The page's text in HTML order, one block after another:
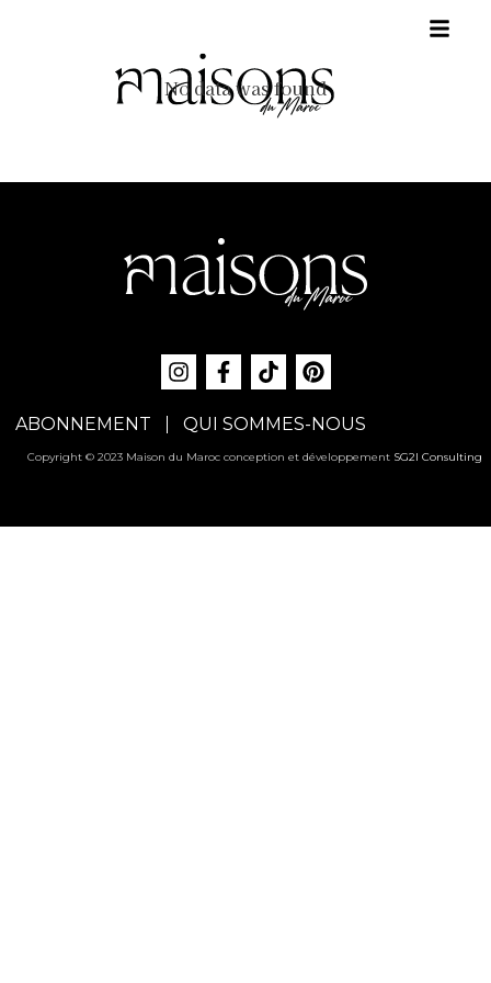
No data was found
ABONNEMENT QUI SOMMES-NOUS
Copyright © 2023 Maison du Maroc conception et développement SG2I Consulting